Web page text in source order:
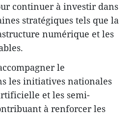
continuer à investir dans
stratégiques tels que la
numérique et les
le
les initiatives nationales
et les semi-
à renforcer les